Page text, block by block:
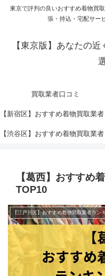
東京で評判の良いおすすめ着物買
張・持込・宅配サー
【東京版】あなたの
買取業者口コミ
【葛西】おすすめ
TOP10
【江戸川区】おすすめ着物買取業者ラン